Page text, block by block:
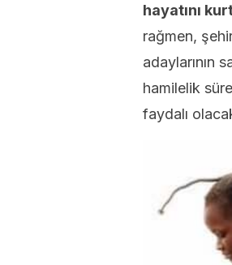
hayatını
rağmen,
adaylarının
hamilelik
faydalı